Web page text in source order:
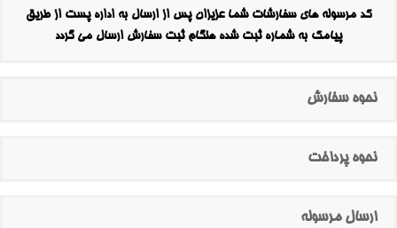
کد مرسوله های سفارشات شما عزیزان پس از ارسال به اداره پست از طریق
پیامک به شماره ثبت شده هنگام ثبت سفارش ارسال می گردد
نحوه سفارش
نحوه پرداخت
ارسال مرسوله